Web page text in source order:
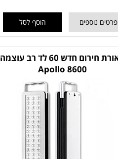
פרטים נוספים הוסף לסל
תאורת חירום חדש 60 לד רב עוצמה
Apollo 8600